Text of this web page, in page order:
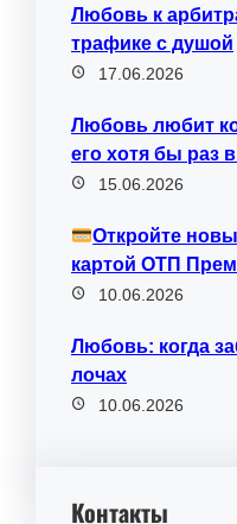
Любовь к
трафике с душой
17.06.2026
Любовь любит
его хотя бы раз
15.06.2026
Откройте
картой ОТП
10.06.2026
Любовь: когда
лочах
10.06.2026
Контакты